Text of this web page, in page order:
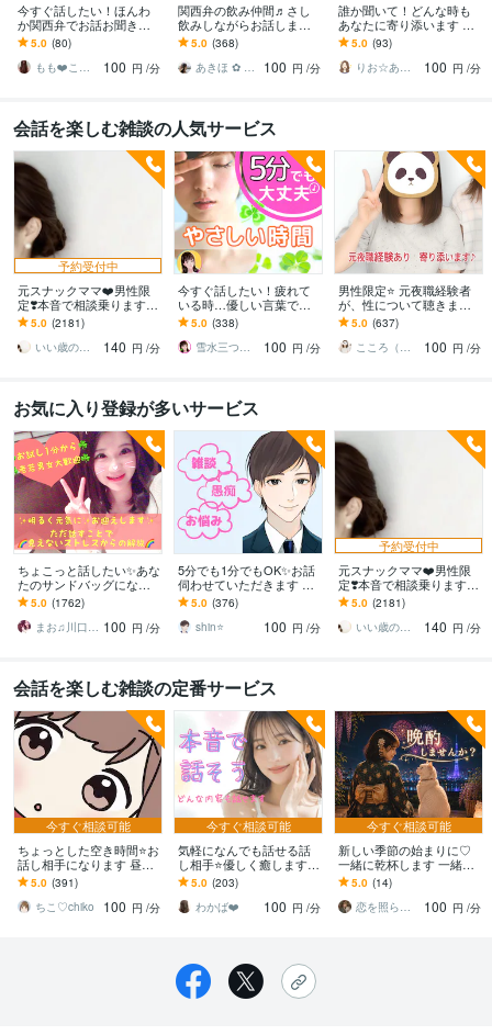
今すぐ話したい！ほんわ
か関西弁でお話お聞きし
ます 男女OK⭕️話し相手〜
悩み相談まで何でもお話
❤️1分OK❤️
5.0 (80)
もも❤️こころの休憩所
100 円 /分
関西弁の飲み仲間♬さし
飲みしながらお話します
何となく話したい✨酔った
時のいい気分のまま⭐︎お話
しましょう
5.0 (368)
あきほ ✿ 元気を届ける関西女子✨
100 円 /分
誰か聞いて！どんな時も
あなたに寄り添います プ
ライベートな悩み・愚
痴・雑談＊今すぐ話して
みませんか?
5.0 (93)
りお☆あなたの背中そっと押します
100 円 /分
会話を楽しむ雑談の人気サービス
予約受付中
元スナックママ❤️男性限
定❣️本音で相談乗ります
私に頼ってみませんか❤️
味方になります。
5.0 (2181)
いい歳のエリー♡
140 円 /分
今すぐ話したい！疲れて
いる時…優しい言葉で話
します 何でもどうぞ✨愚
痴/恋愛♡/雑談/寂しい/モ
ヤモヤ/楽しい♪
5.0 (338)
雪水三つ葉☘️あったかコミュニケーション
100 円 /分
男性限定⭐️ 元夜職経験者
が、性について聴きます
性のお悩みや好きな趣
味…安心して打ち明けて
ねʕ•ᴥ•ʔ
5.0 (637)
こころ（＾_＾）
100 円 /分
お気に入り登録が多いサービス
ちょこっと話したい✨あな
たのサンドバッグになり
ます 女性も大歓迎✨秘密
厳守☘️話すことでお気持
ちが晴れやかに☘️
5.0 (1762)
まお♫川口茉央♫ 100 円 /分
5分でも1分でもOK✨お話
伺わせていただきます 愚
痴・相談・雑談なんでも
お話ください♪
5.0 (376)
shin⭐️
100 円 /分
予約受付中
元スナックママ❤️男性限
定❣️本音で相談乗ります
私に頼ってみませんか❤️
味方になります。
5.0 (2181)
いい歳のエリー♡
140 円 /分
会話を楽しむ雑談の定番サービス
今すぐ相談可能
ちょっとした空き時間⭐️お
話し相手になります 昼休
み/待ち時間/外回りの休憩
中/隙間時間/癒されたい☕️
✨
5.0 (391)
ちこ♡chiko
100 円 /分
今すぐ相談可能
気軽になんでも話せる話
し相手⭐️優しく癒します
どんな事も◎不安/人間関
係/愚痴/恋愛/寂しい/癒し/
雑談✨
5.0 (203)
わかば❤️
100 円 /分
今すぐ相談可能
新しい季節の始まりに♡
一緒に乾杯します 一緒に
お酒を飲みながら楽しい
時間を過ごしましょう✨
5.0 (14)
恋を照らす夜桜タロット＊桜夜 おはる
100 円 /分